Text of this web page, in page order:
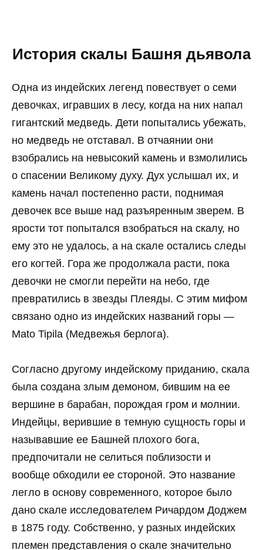
История скалы Башня дьявола
Одна из индейских легенд повествует о семи
девочках, игравших в лесу, когда на них напал
гигантский медведь. Дети попытались убежать,
но медведь не отставал. В отчаянии они
взобрались на невысокий камень и взмолились
о спасении Великому духу. Дух услышал их, и
камень начал постепенно расти, поднимая
девочек все выше над разъяренным зверем. В
ярости тот попытался взобраться на скалу, но
ему это не удалось, а на скале остались следы
его когтей. Гора же продолжала расти, пока
девочки не смогли перейти на небо, где
превратились в звезды Плеяды. С этим мифом
связано одно из индейских названий горы —
Mato Tipila (Медвежья берлога).
Согласно другому индейскому приданию, скала
была создана злым демоном, бившим на ее
вершине в барабан, порождая гром и молнии.
Индейцы, верившие в темную сущность горы и
называвшие ее Башней плохого бога,
предпочитали не селиться поблизости и
вообще обходили ее стороной. Это название
легло в основу современного, которое было
дано скале исследователем Ричардом Доджем
в 1875 году. Собственно, у разных индейских
племен представления о скале значительно